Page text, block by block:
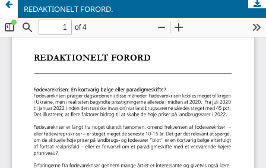
REDAKTIONELT FORORD.